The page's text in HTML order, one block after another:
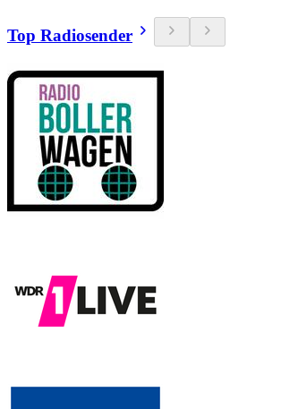
Top Radiosender